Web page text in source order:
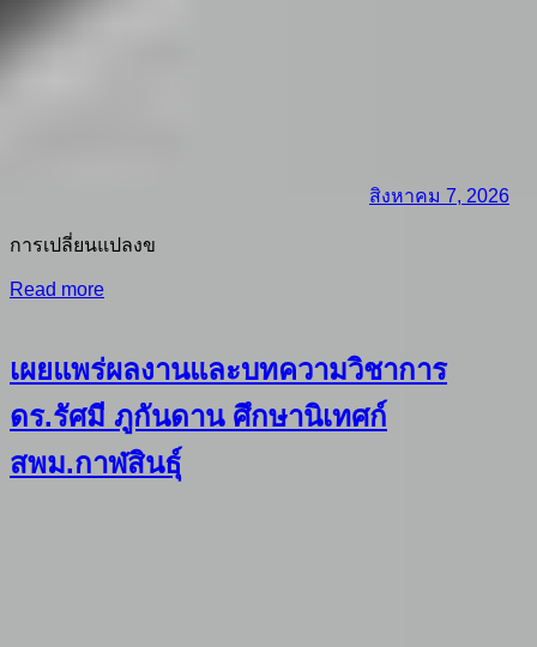
สิงหาคม 7, 2026
การเปลี่ยนแปลงข
Read more
เผยแพร่ผลงานและบทความวิชาการ
ดร.รัศมี ภูกันดาน ศึกษานิเทศก์
สพม.กาฬสินธุ์